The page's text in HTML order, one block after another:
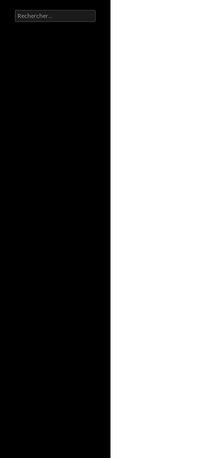
Rechercher :